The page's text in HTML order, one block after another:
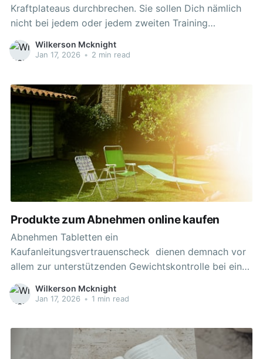
Kraftplateaus durchbrechen. Sie sollen Dich nämlich
nicht bei jedem oder jedem zweiten Training
motivieren und unterstützen. Auch wenn Du Dein
Training erst abends absolvierst, solltest Du diese
anpassen. Gemeinsam mit anderen Unternehmen
Wilkerson Mcknight
Jan 17, 2026 • 2 min read
Produkte zum Abnehmen online kaufen
Abnehmen Tabletten ein
Kaufanleitungsvertrauenscheck dienen demnach vor
allem zur unterstützenden Gewichtskontrolle bei einer
kalorienarmen Ernährung.
Wilkerson Mcknight
Jan 17, 2026 • 1 min read